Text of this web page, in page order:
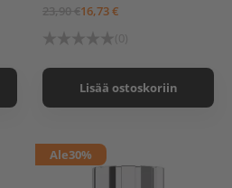
23,90 €16,73 €
Lisää ostoskoriin
Ale30%